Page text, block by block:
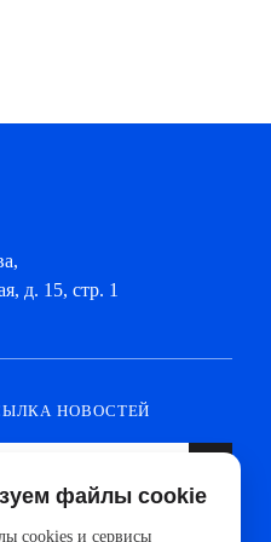
д. 15, стр. 1
НОВОСТЕЙ
от ведущих производителей и
файлы cookie
cookies и сервисы